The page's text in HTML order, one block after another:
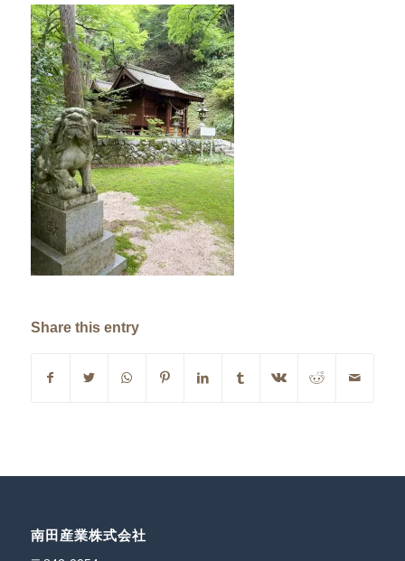
Share this entry
南田産業株式会社